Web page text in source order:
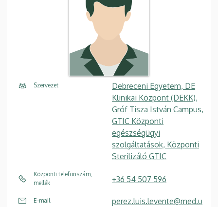
Szervezet
Debreceni Egyetem, DE
Klinikai Központ (DEKK),
Gróf Tisza István Campus,
GTIC Központi
egészségügyi
szolgáltatások, Központi
Sterilizáló GTIC
Központi telefonszám,
mellék
+36 54 507 596
E-mail
perez.luis.levente@med.u